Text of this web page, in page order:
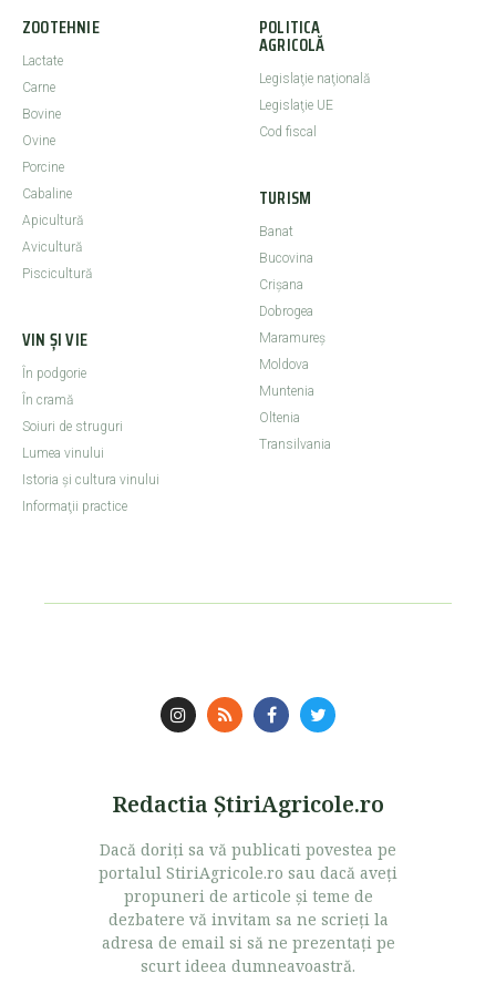
ZOOTEHNIE
Lactate
Carne
Bovine
Ovine
Porcine
Cabaline
Apicultură
Avicultură
Piscicultură
VIN ȘI VIE
În podgorie
În cramă
Soiuri de struguri
Lumea vinului
Istoria şi cultura vinului
Informaţii practice
POLITICA
AGRICOLĂ
Legislaţie naţională
Legislaţie UE
Cod fiscal
TURISM
Banat
Bucovina
Crişana
Dobrogea
Maramureş
Moldova
Muntenia
Oltenia
Transilvania
Redactia ŞtiriAgricole.ro
Dacă doriţi sa vă publicati povestea pe
portalul StiriAgricole.ro sau dacă aveţi
propuneri de articole şi teme de
dezbatere vă invitam sa ne scrieţi la
adresa de email si să ne prezentaţi pe
scurt ideea dumneavoastră.